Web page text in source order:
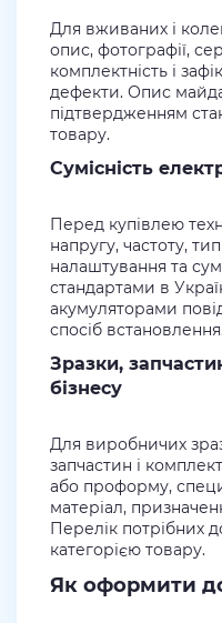
Для вживаних і
опис, фотографії,
комплектність і
дефекти. Опис
підтвердженням
товару.
Сумісність
Перед купівлею
напругу, частоту,
налаштування та
стандартами в
акумуляторами
спосіб встановлення.
Зразки,
бізнесу
Для виробничих
запчастин і
або проформу,
матеріал,
Перелік потрібних
категорією товару.
Як оформити